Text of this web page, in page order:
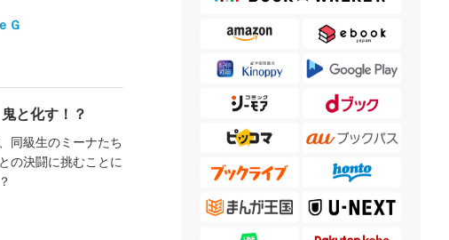
Ｇ
と化す！？
同級生のミーナたち
の決闘に挑むことに